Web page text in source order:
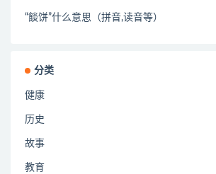
“餤饼”什么意思（拼音,读音等）
分类
健康
历史
故事
教育